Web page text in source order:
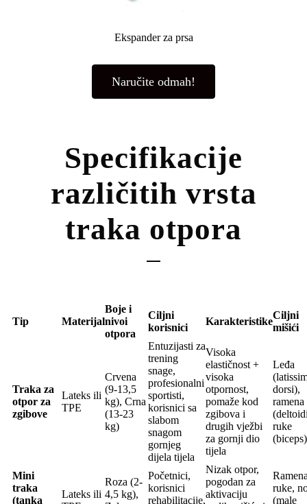
Ekspander za prsa
Naručite odmah!
Specifikacije
različitih vrsta
traka otpora
Tip Materijal
Boje i
nivoi
otpora
Ciljni
korisnici
Karakteristike
Ciljni
mišići
Traka za
otpor za
zgibove
Lateks ili
TPE
Crvena
(9-13,5
kg), Crna
(13-23
kg)
Entuzijasti za
trening
snage,
profesionalni
sportisti,
korisnici sa
slabom
snagom
gornjeg
dijela tijela
Visoka
elastičnost +
visoka
otpornost,
pomaže kod
zgibova i
drugih vježbi
za gornji dio
tijela
Leđa
dorsi),
ramena
ruke
(biceps)
Mini
traka
(tanka
Lateks ili
Roza (2-
4,5 kg),
Početnici,
korisnici
rehabilitacije,
Nizak otpor,
pogodan za
aktivaciju
ruke,
(male